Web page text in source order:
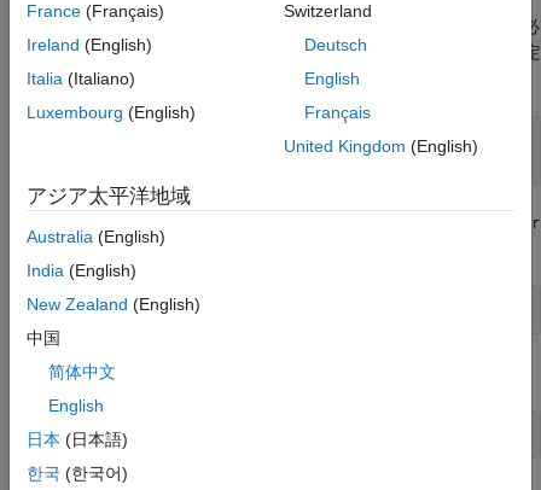
surrogateopt
ソルバーでは、すべての問題変数に有限の境界が必
要です。下限を -3、上限を 3 に指定します。スカラー境界を指定
すると、それはすべての問題変数に適用されます。
fcn2optimexpr
を使用して関数を最適化式に変換します。
fun = fcn2optimexpr(@multirosenbrock,x);
目的関数
prob = optimproblem(
France (Français)
Ireland (English)
Italia (Italiano)
Luxembourg (English)
Switzerland
Deutsch
English
Français
United Kingdom (English)
アジア太平洋地域
Australia (English)
India (English)
New Zealand (English)
中国
简体中文
English
日本 (日本語)
한국 (한국어)